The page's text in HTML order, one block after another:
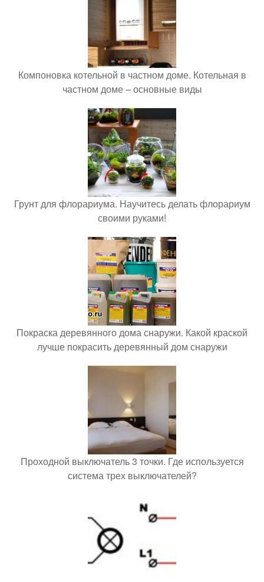
Компоновка котельной в частном доме. Котельная в
частном доме – основные виды
Грунт для флорариума. Научитесь делать флорариум
своими руками!
Покраска деревянного дома снаружи. Какой краской
лучше покрасить деревянный дом снаружи
Проходной выключатель 3 точки. Где используется
система трех выключателей?